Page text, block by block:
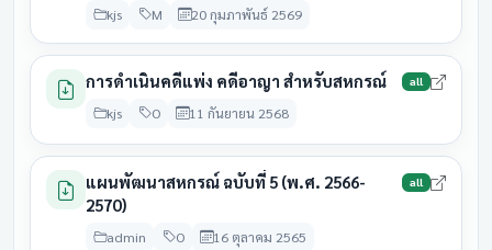
กลุ่มเกษตรกรชาวสวนยาง
บ้านหลุบเพ็กคอนสวรรค์
31
2569
2569
รอดำเนิ
กลุ่มเกษตรกรทำนาโคกมั่ง
31
มีนาคม
2569
กลุ่มเกษตรกรทำนาหนองไผ่
31
2569
28 สิงหาคม
kjs M 20 กุมภาพันธ์ 2569
การดำเนินคดีแพ่ง คดีอาญา สำหรับสหกรณ์
kjs O 11 กันยายน 2568
all
แผนพัฒนาสหกรณ์ ฉบับที่ 5 (พ.ศ. 2566-
2570)
admin O 16 ตุลาคม 2565
all